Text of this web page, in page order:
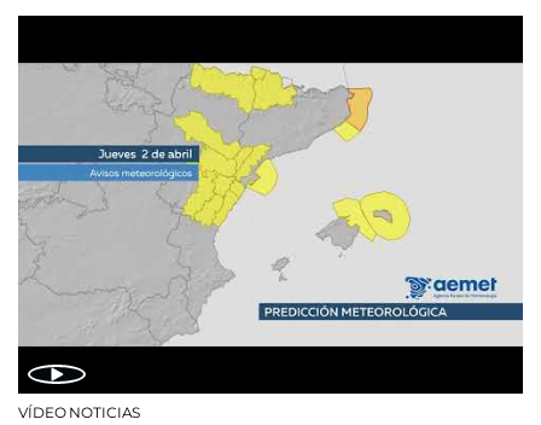
VÍDEO NOTICIAS